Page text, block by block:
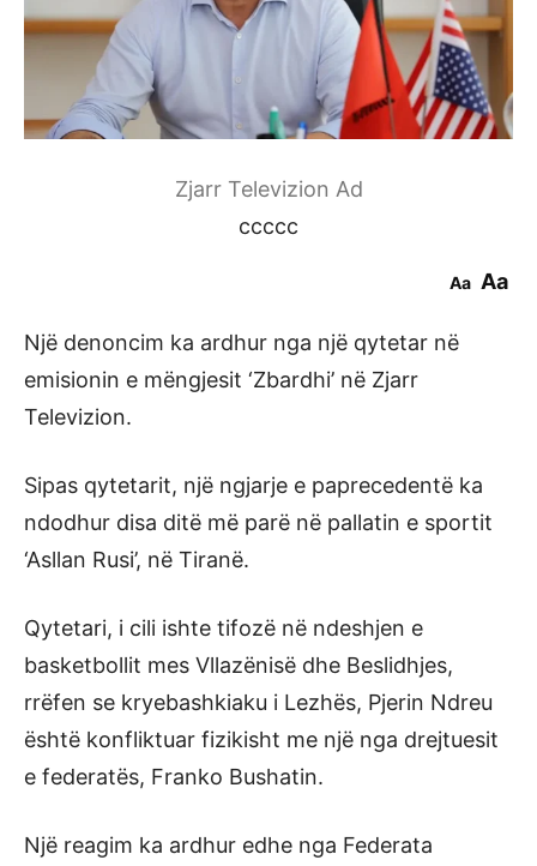
Zjarr Televizion Ad
ccccc
Aa Aa
Një denoncim ka ardhur nga një qytetar në
emisionin e mëngjesit ‘Zbardhi’ në Zjarr
Televizion.
Sipas qytetarit, një ngjarje e paprecedentë ka
ndodhur disa ditë më parë në pallatin e sportit
‘Asllan Rusi’, në Tiranë.
Qytetari, i cili ishte tifozë në ndeshjen e
basketbollit mes Vllazënisë dhe Beslidhjes,
rrëfen se kryebashkiaku i Lezhës, Pjerin Ndreu
është konfliktuar fizikisht me një nga drejtuesit
e federatës, Franko Bushatin.
Një reagim ka ardhur edhe nga Federata